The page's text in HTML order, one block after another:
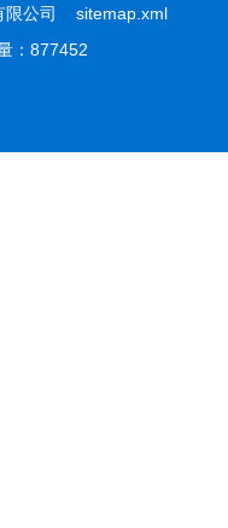
限公司 sitemap.xml
：877452